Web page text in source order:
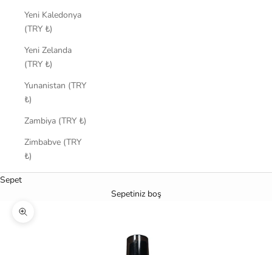
Yeni Kaledonya
(TRY ₺)
Yeni Zelanda
(TRY ₺)
Yunanistan (TRY
₺)
Zambiya (TRY ₺)
Zimbabve (TRY
₺)
Sepet
Sepetiniz boş
Yakınlaştır